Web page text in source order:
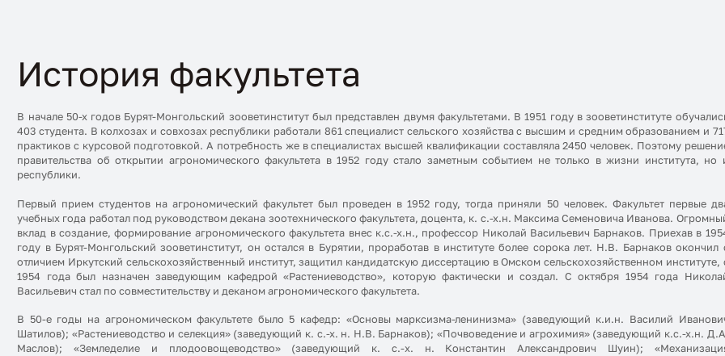
История факультета
В начале 50-х годов Бурят-Монгольский зооветинститут был представлен двумя факультетами. В 1951 году в зооветинституте
403 студента. В колхозах и совхозах республики работали 861 специалист сельского хозяйства с высшим и средним образованием и
практиков с курсовой подготовкой. А потребность же в специалистах высшей квалификации составляла 2450 человек. Поэтому
правительства об открытии агрономического факультета в 1952 году стало заметным событием не только в жизни института, но
республики.
Первый прием студентов на агрономический факультет был проведен в 1952 году, тогда приняли 50 человек. Факультет первые
учебных года работал под руководством декана зоотехнического факультета, доцента, к. с.-х.н. Максима Семеновича Иванова.
вклад в создание, формирование агрономического факультета внес к.с.-х.н., профессор Николай Васильевич Барнаков. Приехав в
году в Бурят-Монгольский зооветинститут, он остался в Бурятии, проработав в институте более сорока лет. Н.В. Барнаков окончил
отличием Иркутский сельскохозяйственный институт, защитил кандидатскую диссертацию в Омском сельскохозяйственном институте,
1954 года был назначен заведующим кафедрой «Растениеводство», которую фактически и создал. С октября 1954 года
Васильевич стал по совместительству и деканом агрономического факультета.
В 50-е годы на агрономическом факультете было 5 кафедр: «Основы марксизма-ленинизма» (заведующий к.и.н. Василий
Шатилов); «Растениеводство и селекция» (заведующий к. с.-х. н. Н.В. Барнаков); «Почвоведение и агрохимия» (заведующий к.с.-х.н.
Маслов); «Земледелие и плодоовощеводство» (заведующий к. c.-х. н. Константин Александрович Шуин);